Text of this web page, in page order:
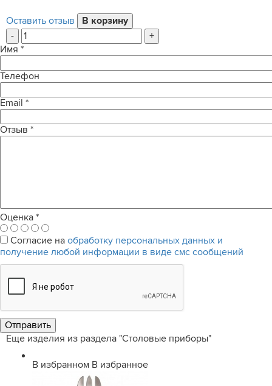
Оставить отзыв
-
+
Имя *
Телефон
Email *
Отзыв *
Оценка *
Согласие на обработку персональных данных и
получение любой информации в виде смс сообщений
Еще изделия из раздела "Столовые приборы"
В избранном В избранное